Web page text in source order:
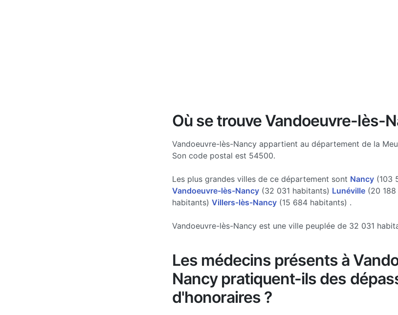
Où se trouve Vandoeuvre-lès-
Vandoeuvre-lès-Nancy appartient au département de la
Son code postal est 54500.
Les plus grandes villes de ce département sont Nancy(103
Vandoeuvre-lès-Nancy(32 031 habitants) Lunéville(20 188
habitants) Villers-lès-Nancy(15 684 habitants) .
Vandoeuvre-lès-Nancy est une ville peuplée de 32 031
Les médecins présents à
Nancy pratiquent-ils des
d'honoraires ?